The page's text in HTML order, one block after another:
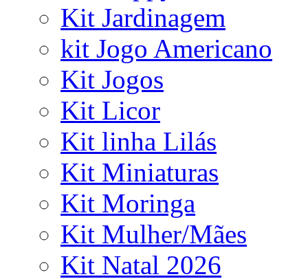
Kit Jardinagem
kit Jogo Americano
Kit Jogos
Kit Licor
Kit linha Lilás
Kit Miniaturas
Kit Moringa
Kit Mulher/Mães
Kit Natal 2026